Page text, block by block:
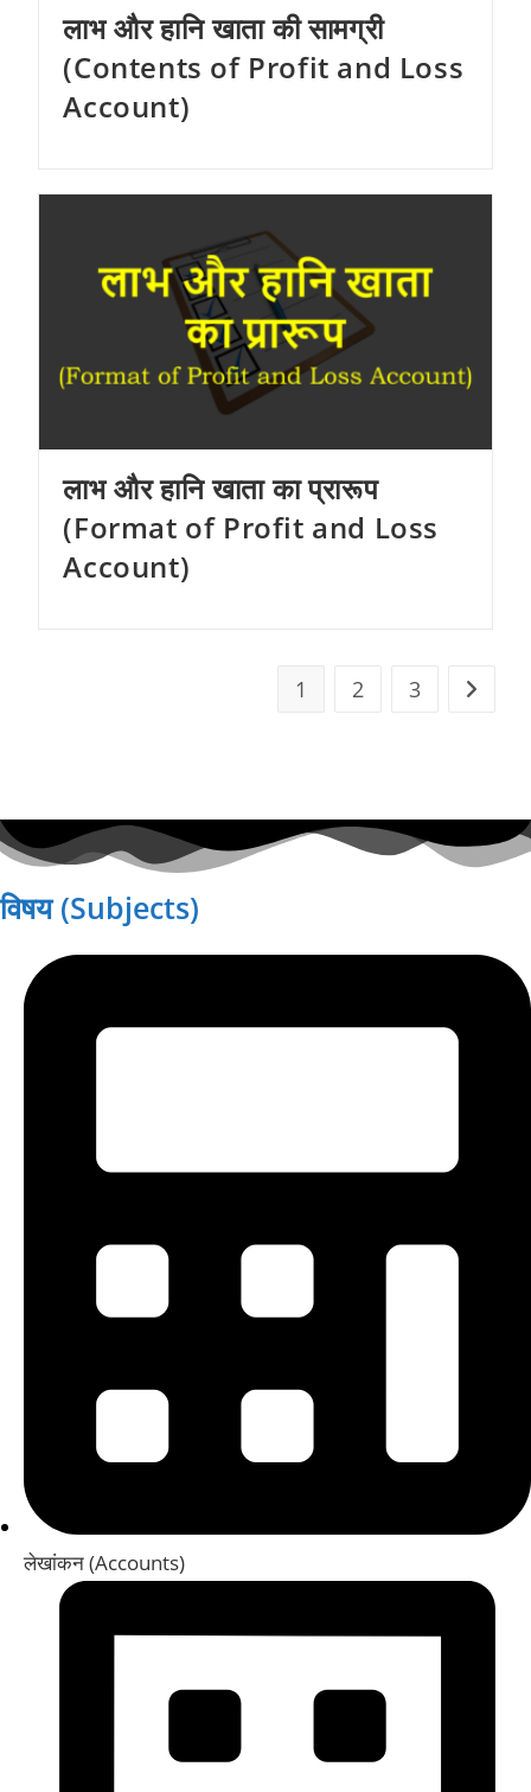
लाभ और हानि खाता की सामग्री
(Contents of Profit and Loss
Account)
लाभ और हानि खाता का प्रारूप
(Format of Profit and Loss
Account)
1 2 3 Go to
विषय (Subjects)
लेखांकन (Accounts)